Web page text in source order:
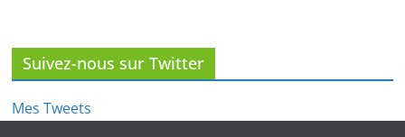
Suivez-nous sur Twitter
Mes Tweets